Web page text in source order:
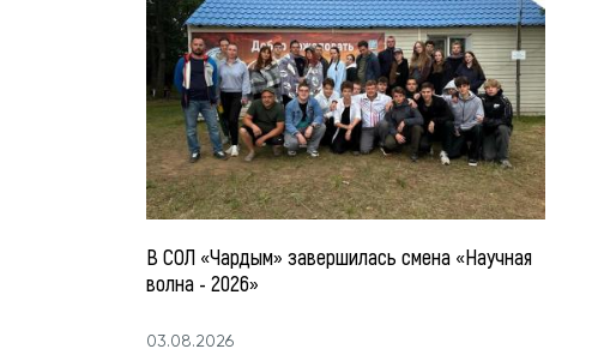
В СОЛ «Чардым» завершилась смена «Научная
волна - 2026»
03.08.2026